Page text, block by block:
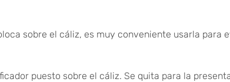
sobre el cáliz, es muy conveniente usarla para
puesto sobre el cáliz. Se quita para la